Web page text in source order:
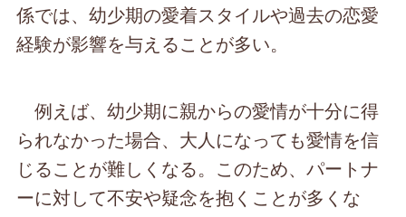
係では、幼少期の愛着スタイルや過去の恋愛
経験が影響を与えることが多い。
例えば、幼少期に親からの愛情が十分に得
られなかった場合、大人になっても愛情を信
じることが難しくなる。このため、パートナ
ーに対して不安や疑念を抱くことが多くな